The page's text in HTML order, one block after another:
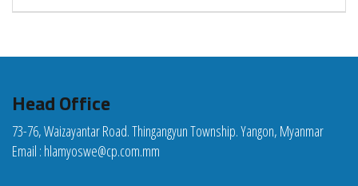
Head Office
73-76, Waizayantar Road. Thingangyun Township. Yangon, Myanmar
Email : hlamyoswe@cp.com.mm